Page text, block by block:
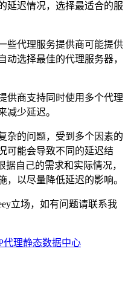
延迟情况，选择最适合的服
些代理服务提供商可能提供
动选择最佳的代理服务器，
供商支持同时使用多个代理
减少延迟。
杂的问题，受到多个因素的
可能会导致不同的延迟结
自己的需求和实际情况，
，以尽量降低延迟的影响。
立场，如有问题请联系我
代理静态数据中心